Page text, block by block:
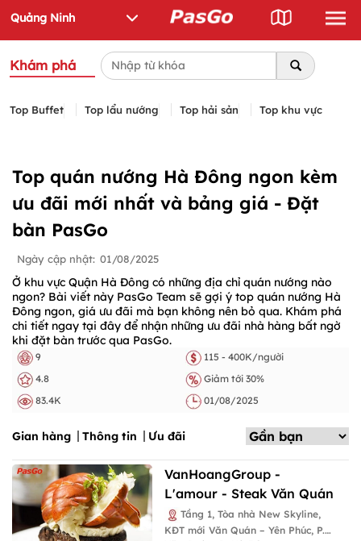
Khám phá
Top Buffet Top lẩu nướng Top hải sản Top khu vực
Top quán nướng Hà Đông ngon kèm
ưu đãi mới nhất và bảng giá - Đặt
bàn PasGo
Ngày cập nhật: 01/08/2025
Ở khu vực Quận Hà Đông có những địa chỉ quán nướng nào
ngon? Bài viết này PasGo Team sẽ gợi ý top quán nướng Hà
Đông ngon, giá ưu đãi mà bạn không nên bỏ qua. Khám phá
chi tiết ngay tại đây để nhận những ưu đãi nhà hàng bất ngờ
khi đặt bàn trước qua PasGo.
9
115 - 400K/người
4.8
Giảm tới 30%
83.4K
01/08/2025
Gian hàng Thông tin Ưu đãi
VanHoangGroup -
L'amour - Steak Văn Quán
Tầng 1, Tòa nhà New Skyline,
KĐT mới Văn Quán – Yên Phúc, P.